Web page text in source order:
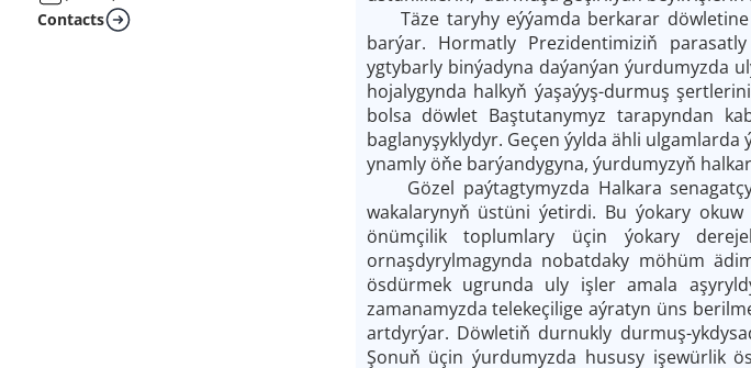
Contacts
Täze taryhy eýýamda berkarar döwletine
barýar. Hormatly Prezidentimiziň
ygtybarly binýadyna daýanýan ýurdumyzda
hojalygynda halkyň ýaşaýyş-durmuş
bolsa döwlet Baştutanymyz tarapyndan
baglanyşyklydyr. Geçen ýylda ähli
ynamly öňe barýandygyna, ýurdumyzyň
Gözel paýtagtymyzda Halkara
wakalarynyň üstüni ýetirdi. Bu ýokary
önümçilik toplumlary üçin ýokary
ornaşdyrylmagynda nobatdaky möhüm
ösdürmek ugrunda uly işler amala
zamanamyzda telekeçilige aýratyn üns
artdyrýar. Döwletiň durnukly durmuş-
Şonuň üçin ýurdumyzda hususy işewürlik